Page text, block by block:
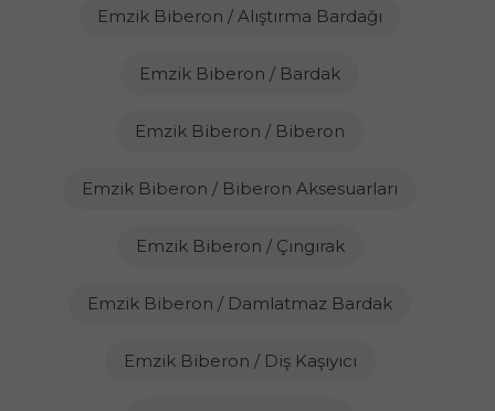
Emzik Biberon / Alıştırma Bardağı
Emzik Biberon / Bardak
Emzik Biberon / Biberon
Emzik Biberon / Biberon Aksesuarları
Emzik Biberon / Çıngırak
Emzik Biberon / Damlatmaz Bardak
Emzik Biberon / Diş Kaşıyıcı